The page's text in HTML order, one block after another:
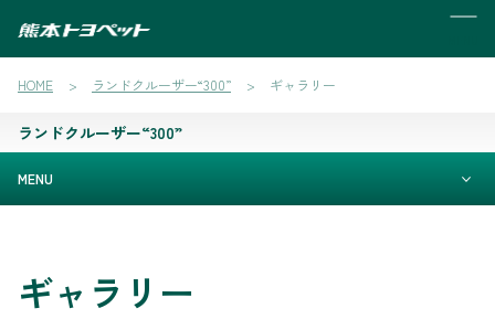
HOME ランドクルーザー“300” ギャラリー
ランドクルーザー“300”
MENU
ギャラリー